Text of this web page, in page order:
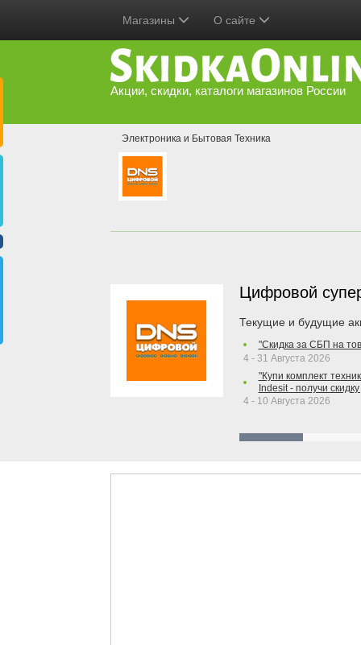
Магазины О сайте
Акции, скидки, каталоги магазинов России
Электроника и Бытовая Техника
Цифровой
Текущие и будущие
"Скидка за СБП на
4 - 31 Августа 2026
"Купи комплект
Indesit - получи
4 - 10 Августа 2026